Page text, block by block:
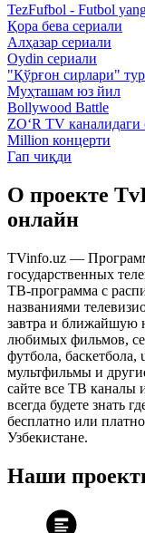
TezFufbol - Futbol
Қора бева сериали
Алҳазар сериали
Oydin сериали
"Қўрғон сирлари"
Муҳташам юз йил
Bollywood Battle
ZO‘R TV каналидаги
Million концерти
Гап чиқди
О проекте
онлайн
TVinfo.uz —
государственных
ТВ-программа с
названиями
завтра и ближайшую
любимых фильмов,
футбола,
мультфильмы и
сайте все ТВ каналы
всегда будете знать
бесплатно или
Узбекистане.
Наши